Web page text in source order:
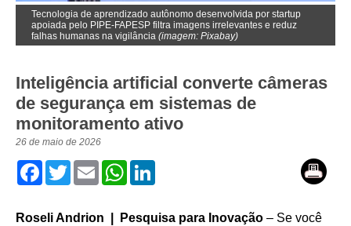
Tecnologia de aprendizado autônomo desenvolvida por startup
apoiada pelo PIPE-FAPESP filtra imagens irrelevantes e reduz
falhas humanas na vigilância (imagem: Pixabay)
Inteligência artificial converte câmeras
de segurança em sistemas de
monitoramento ativo
26 de maio de 2026
Facebook
TwitterEmailWhatsApp
Roseli Andrion | Pesquisa para Inovação – Se você